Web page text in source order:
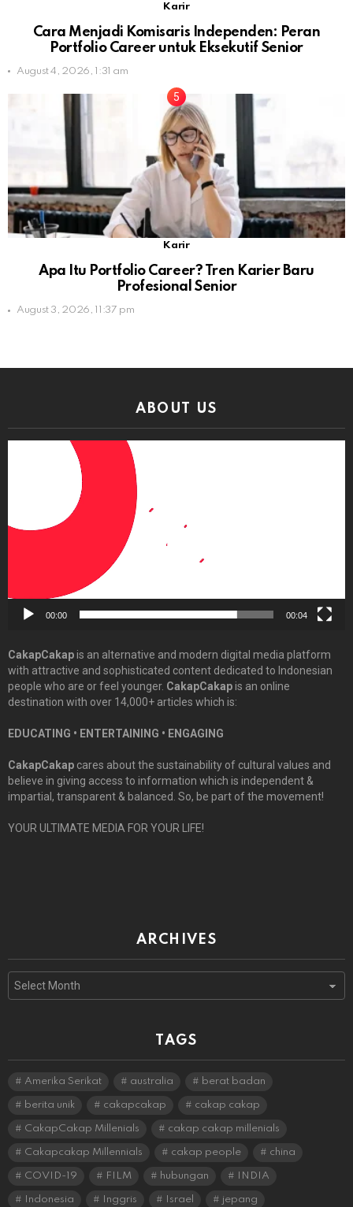
Karir
Cara Menjadi Komisaris Independen: Peran
Portfolio Career untuk Eksekutif Senior
August 4, 2026, 1:31 am
Karir
Apa Itu Portfolio Career? Tren Karier Baru
Profesional Senior
August 3, 2026, 11:37 pm
ABOUT US
00:00 00:04
CakapCakapis an alternative and modern digital media platform
with attractive and sophisticated content dedicated to Indonesian
people who are or feel younger. CakapCakapis an online
destination with over 14,000+ articles which is:
EDUCATING • ENTERTAINING • ENGAGING
CakapCakap cares about the sustainability of cultural values and
believe in giving access to information which is independent &
impartial, transparent & balanced. So, be part of the movement!
YOUR ULTIMATE MEDIA FOR YOUR LIFE!
ARCHIVES
TAGS
Amerika Serikat australia berat badan
berita unik cakapcakap cakap cakap
CakapCakap Millenials cakap cakap millenials
Cakapcakap Millennials cakap people china
COVID-19 FILM hubungan INDIA
Indonesia Inggris Israel jepang